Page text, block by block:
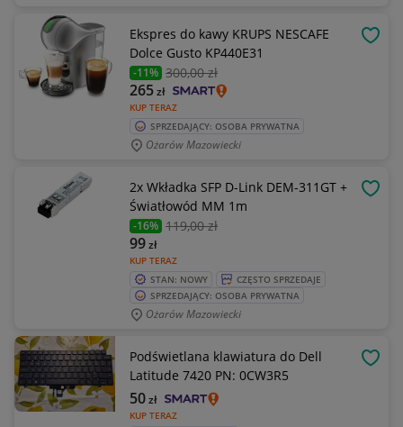
Ekspres do kawy KRUPS NESCAFE
Dolce Gusto KP440E31
-11% 300,00 zł
KUP TERAZ
265zł
SPRZEDAJĄCY: OSOBA PRYWATNA
Ożarów Mazowiecki
2x Wkładka SFP D-Link DEM-311GT +
Światłowód MM 1m
-16% 119,00 zł
KUP TERAZ
99zł
STAN: NOWY
CZĘSTO SPRZEDAJE
SPRZEDAJĄCY: OSOBA PRYWATNA
Ożarów Mazowiecki
Podświetlana klawiatura do Dell
Latitude 7420 PN: 0CW3R5
KUP TERAZ
50zł